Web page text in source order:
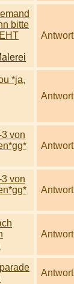
bitte
Antwort
*ja,
Antwort
von
Antwort
von
Antwort
Antwort
Antwort